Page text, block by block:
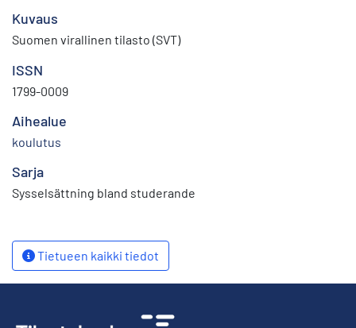
Kuvaus
Suomen virallinen tilasto (SVT)
ISSN
1799-0009
Aihealue
koulutus
Sarja
Sysselsättning bland studerande
Tietueen kaikki tiedot